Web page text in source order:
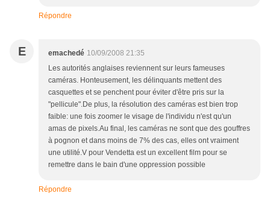
Répondre
E emachedé 10/09/2008 21:35
Les autorités anglaises reviennent sur leurs fameuses
caméras. Honteusement, les délinquants mettent des
casquettes et se penchent pour éviter d'être pris sur la
"pellicule".De plus, la résolution des caméras est bien trop
faible: une fois zoomer le visage de l'individu n'est qu'un
amas de pixels.Au final, les caméras ne sont que des gouffres
à pognon et dans moins de 7% des cas, elles ont vraiment
une utilité.V pour Vendetta est un excellent film pour se
remettre dans le bain d'une oppression possible
Répondre